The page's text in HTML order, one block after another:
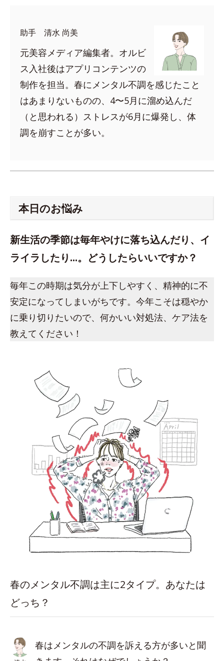
助手 清水 尚美
元美容メディア編集者。オルビ
ス入社後はアプリコンテンツの
制作を担当。春にメンタル不調を感じたこと
はあまりないものの、4〜5月に溜め込んだ
（と思われる）ストレスが6月に爆発し、体
調を崩すことが多い。
本日のお悩み
新生活の季節は毎年やけに落ち込んだり、イ
ライラしたり…。どうしたらいいですか？
毎年この時期は気分が上下しやすく、精神的に不
安定になってしまいがちです。今年こそは穏やか
に乗り切りたいので、何かいい対処法、ケア法を
教えてください！
春のメンタル不調は主に2タイプ。あなたは
どっち？
春はメンタルの不調を訴える方が多いと聞